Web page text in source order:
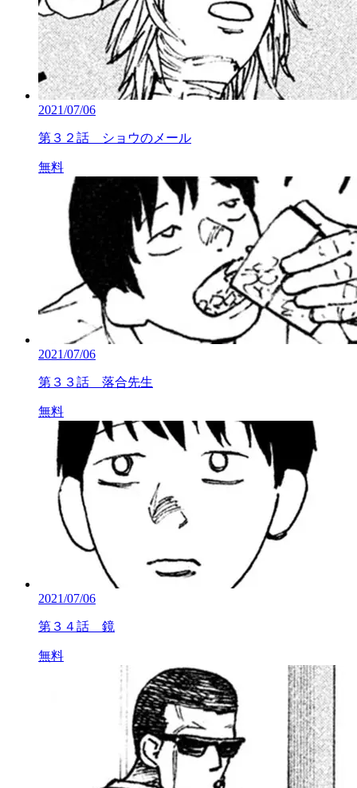
2021/07/06
第３２話 ショウのメール
無料
2021/07/06
第３３話 落合先生
無料
2021/07/06
第３４話 鏡
無料